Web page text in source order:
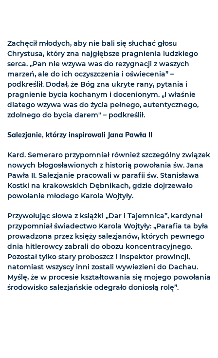
Zachęcił młodych, aby nie bali się słuchać głosu
Chrystusa, który zna najgłębsze pragnienia ludzkiego
serca. „Pan nie wzywa was do rezygnacji z waszych
marzeń, ale do ich oczyszczenia i oświecenia” –
podkreślił. Dodał, że Bóg zna ukryte rany, pytania i
pragnienie bycia kochanym i docenionym. „I właśnie
dlatego wzywa was do życia pełnego, autentycznego,
zdolnego do bycia darem" – podkreślił.
Salezjanie, którzy inspirowali Jana Pawła II
Kard. Semeraro przypomniał również szczególny związek
nowych błogosławionych z historią powołania św. Jana
Pawła II. Salezjanie pracowali w parafii św. Stanisława
Kostki na krakowskich Dębnikach, gdzie dojrzewało
powołanie młodego Karola Wojtyły.
Przywołując słowa z książki „Dar i Tajemnica”, kardynał
przypomniał świadectwo Karola Wojtyły: „Parafia ta była
prowadzona przez księży salezjanów, których pewnego
dnia hitlerowcy zabrali do obozu koncentracyjnego.
Pozostał tylko stary proboszcz i inspektor prowincji,
natomiast wszyscy inni zostali wywiezieni do Dachau.
Myślę, że w procesie kształtowania się mojego powołania
środowisko salezjańskie odegrało doniosłą rolę”.